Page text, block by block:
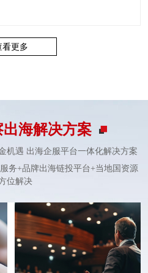
看更多
海解决方案
机遇 出海企服平台一体化解决方案
务+品牌出海链投平台+当地国资源
位解决